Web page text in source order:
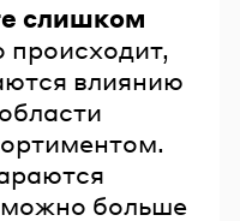
слишком
происходит,
влиянию
можно больше